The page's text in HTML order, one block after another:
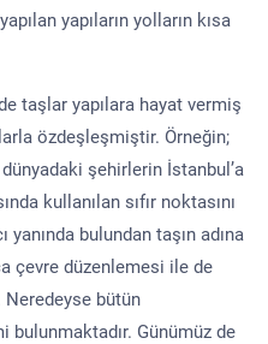
yapıların yolların kısa
taşlar yapılara hayat vermiş
özdeşleşmiştir. Örneğin;
şehirlerin İstanbul’a
kullanılan sıfır noktasını
yanında bulundan taşın adına
çevre düzenlemesi ile de
bütün
bulunmaktadır. Günümüz de